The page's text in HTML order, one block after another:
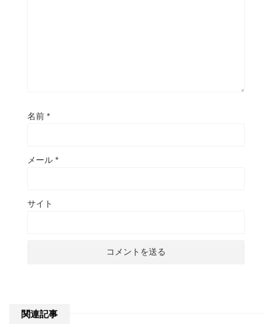
名前 *
メール *
サイト
関連記事